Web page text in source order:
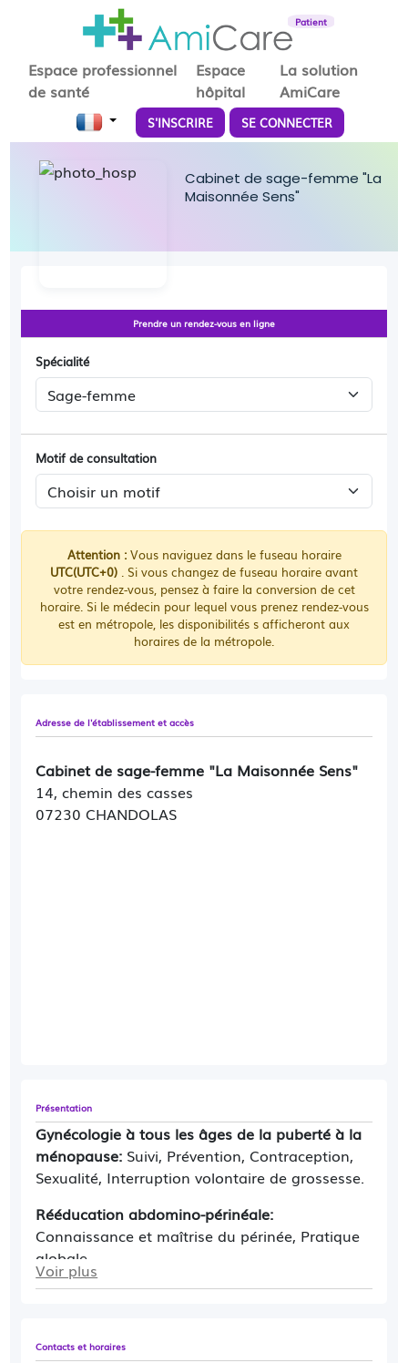
Patient
Espace professionnel
de santé
Espace
hôpital
La solution
AmiCare
S'INSCRIRE SE CONNECTER
Cabinet de sage-femme "La
Maisonnée Sens"
Adresse de l'établissement et accès
Cabinet de sage-femme "La Maisonnée Sens"
14, chemin des casses
07230 CHANDOLAS
Présentation
Gynécologie à tous les âges de la puberté à la
ménopause: Suivi, Prévention, Contraception,
Sexualité, Interruption volontaire de grossesse.
Rééducation abdomino-périnéale:
Connaissance et maîtrise du périnée, Pratique
globale.
Accompagnement de la maternité et la
grossesse, Préparation psychocorporelle à la
Voir plus
Contacts et horaires
Prendre un rendez-vous en ligne
Spécialité
Motif de consultation
Attention :Vous naviguez dans le fuseau horaire
UTC(UTC+0) . Si vous changez de fuseau horaire avant
votre rendez-vous, pensez à faire la conversion de cet
horaire. Si le médecin pour lequel vous prenez rendez-vous
est en métropole, les disponibilités s afficheront aux
horaires de la métropole.